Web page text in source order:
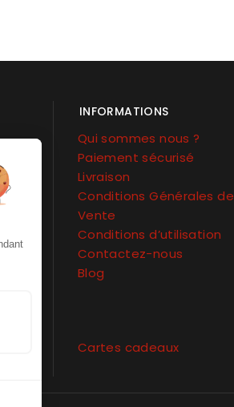
INFORMATIONS
Qui sommes nous ?
Paiement sécurisé
Livraison
Conditions Générales de
Vente
Conditions d’utilisation
Contactez-nous
Blog
Cartes cadeaux